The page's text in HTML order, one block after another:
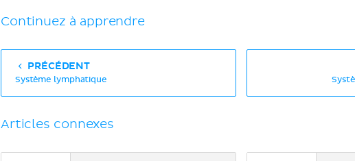
Continuez à apprendre
PRÉCÉDENT
Système lymphatique
Articles connexes